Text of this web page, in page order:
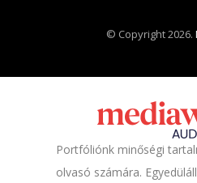
© Copyright 2026.
Portfóliónk minőségi
olvasó számára.